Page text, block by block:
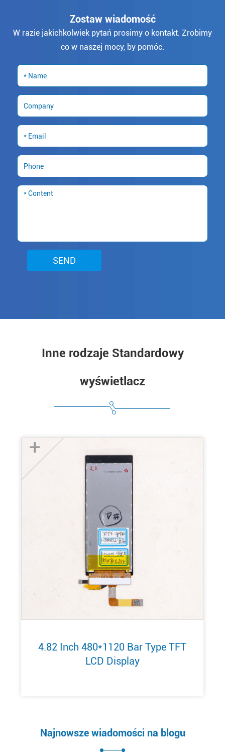
Zostaw wiadomość
W razie jakichkolwiek pytań prosimy o kontakt. Zrobimy
co w naszej mocy, by pomóc.
SEND
Inne rodzaje Standardowy
wyświetlacz
+
4.82 Inch 480*1120 Bar Type TFT
LCD Display
Najnowsze wiadomości na blogu